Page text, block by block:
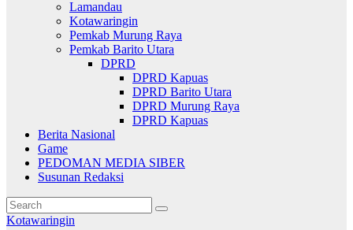
Lamandau
Kotawaringin
Pemkab Murung Raya
Pemkab Barito Utara
DPRD
DPRD Kapuas
DPRD Barito Utara
DPRD Murung Raya
DPRD Kapuas
Berita Nasional
Game
PEDOMAN MEDIA SIBER
Susunan Redaksi
Kotawaringin